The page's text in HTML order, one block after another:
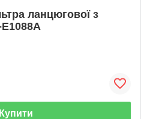
ланцюгової з
Купити